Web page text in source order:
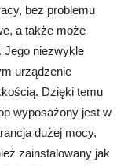
bez problemu
a także może
Jego niezwykle
urządzenie
Dzięki temu
wyposażony jest w
dużej mocy,
zainstalowany jak